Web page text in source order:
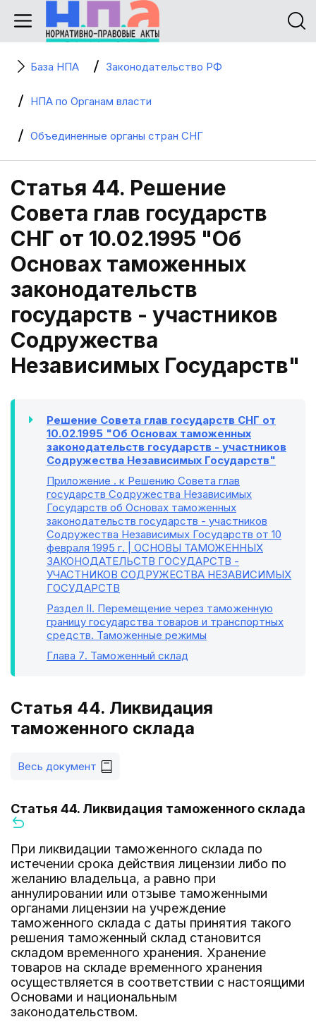
База НПА Законодательство РФ
НПА по Органам власти
Объединенные органы стран СНГ
Статья 44. Решение
Совета глав государств
СНГ от 10.02.1995 "Об
Основах таможенных
законодательств
государств - участников
Содружества
Независимых Государств"
Решение Совета глав государств СНГ от
10.02.1995 "Об Основах таможенных
законодательств государств - участников
Содружества Независимых Государств"
Приложение . к Решению Совета глав
государств Содружества Независимых
Государств об Основах таможенных
законодательств государств - участников
Содружества Независимых Государств от 10
февраля 1995 г. | ОСНОВЫ ТАМОЖЕННЫХ
ЗАКОНОДАТЕЛЬСТВ ГОСУДАРСТВ -
УЧАСТНИКОВ СОДРУЖЕСТВА НЕЗАВИСИМЫХ
ГОСУДАРСТВ
Раздел II. Перемещение через таможенную
границу государства товаров и транспортных
средств. Таможенные режимы
Глава 7. Таможенный склад
Статья 44. Ликвидация
таможенного склада
Весь документ
Статья 44. Ликвидация таможенного склада
При ликвидации таможенного склада по
истечении срока действия лицензии либо по
желанию владельца, а равно при
аннулировании или отзыве таможенными
органами лицензии на учреждение
таможенного склада с даты принятия такого
решения таможенный склад становится
складом временного хранения. Хранение
товаров на складе временного хранения
осуществляется в соответствии с настоящими
Основами и национальным
законодательством.